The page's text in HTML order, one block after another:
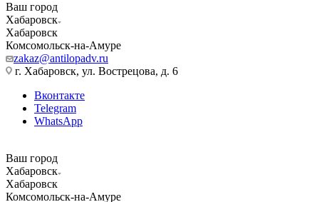
Ваш город
Хабаровск
Хабаровск
Комсомольск-на-Амуре
zakaz@antilopadv.ru
г. Хабаровск, ул. Вострецова, д. 6
Вконтакте
Telegram
WhatsApp
Ваш город
Хабаровск
Хабаровск
Комсомольск-на-Амуре